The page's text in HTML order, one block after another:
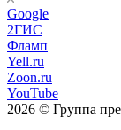
Google
2ГИС
Фламп
Yell.ru
Zoon.ru
YouTube
2026 © Группа